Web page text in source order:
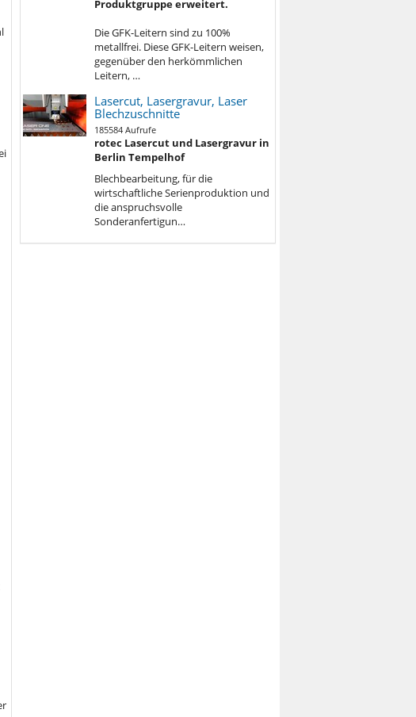
Produktgruppe erweitert.
Die GFK-Leitern sind zu 100%
metallfrei. Diese GFK-Leitern weisen,
gegenüber den herkömmlichen
Leitern, …
Lasercut, Lasergravur, Laser
Blechzuschnitte
185584 Aufrufe
rotec Lasercut und Lasergravur in
Berlin Tempelhof
Blechbearbeitung, für die
wirtschaftliche Serienproduktion und
die anspruchsvolle
Sonderanfertigun…